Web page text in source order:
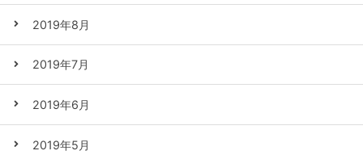
2019年8月
2019年7月
2019年6月
2019年5月